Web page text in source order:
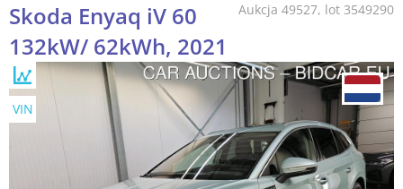
Aukcja 49527, lot 3549290
Skoda Enyaq iV 60
132kW/ 62kWh, 2021
VIN